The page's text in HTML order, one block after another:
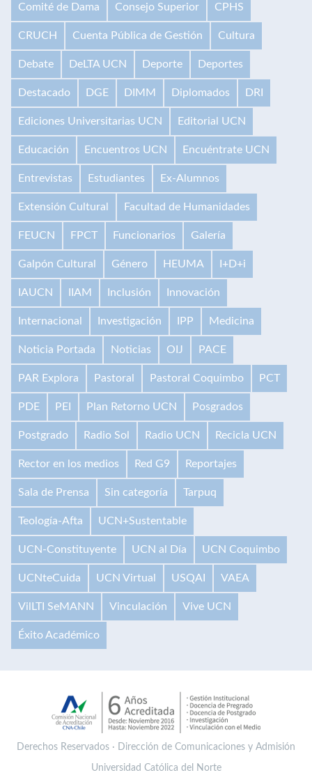
Comité de Dama Consejo Superior CPHS
CRUCH Cuenta Pública de Gestión Cultura
Debate DeLTA UCN Deporte Deportes
Destacado DGE DIMM Diplomados DRI
Ediciones Universitarias UCN Editorial UCN
Educación Encuentros UCN Encuéntrate UCN
Entrevistas Estudiantes Ex-Alumnos
Extensión Cultural Facultad de Humanidades
FEUCN FPCT Funcionarios Galería
Galpón Cultural Género HEUMA I+D+i
IAUCN IIAM Inclusión Innovación
Internacional Investigación IPP Medicina
Noticia Portada Noticias OIJ PACE
PAR Explora Pastoral Pastoral Coquimbo PCT
PDE PEI Plan Retorno UCN Posgrados
Postgrado Radio Sol Radio UCN Recicla UCN
Rector en los medios Red G9 Reportajes
Sala de Prensa Sin categoría Tarpuq
Teología-Afta UCN+Sustentable
UCN-Constituyente UCN al Día UCN Coquimbo
UCNteCuida UCN Virtual USQAI VAEA
VilLTI SeMANN Vinculación Vive UCN
Éxito Académico
Derechos Reservados · Dirección de Comunicaciones y Admisión
Universidad Católica del Norte